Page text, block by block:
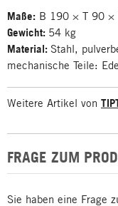
Maße: B 190 × T 90 ×
Gewicht: 54 kg
Material: Stahl,
mechanische Teile:
Weitere Artikel von
FRAGE ZUM
Sie haben eine Frage